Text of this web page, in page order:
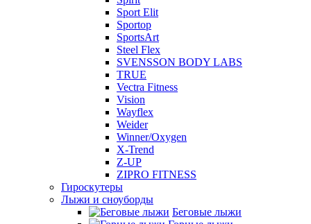
Sport Elit
Sportop
SportsArt
Steel Flex
SVENSSON BODY LABS
TRUE
Vectra Fitness
Vision
Wayflex
Weider
Winner/Oxygen
X-Trend
Z-UP
ZIPRO FITNESS
Гироскутеры
Лыжи и сноуборды
Беговые лыжи